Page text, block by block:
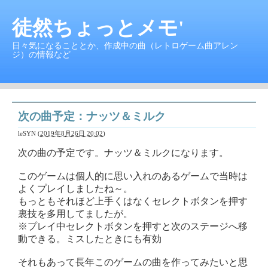
徒然ちょっとメモ'
日々気になることとか、作成中の曲（レトロゲーム曲アレン
ジ）の情報など
次の曲予定：ナッツ＆ミルク
leSYN (2019年8月26日 20:02)
次の曲の予定です。ナッツ＆ミルクになります。
このゲームは個人的に思い入れのあるゲームで当時は
よくプレイしましたね～。
もっともそれほど上手くはなくセレクトボタンを押す
裏技を多用してましたが。
※プレイ中セレクトボタンを押すと次のステージへ移
動できる。ミスしたときにも有効
それもあって長年このゲームの曲を作ってみたいと思